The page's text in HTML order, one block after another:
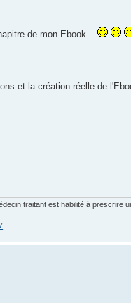
de mon Ebook...
et la création réelle de
traitant est habilité à prescrire